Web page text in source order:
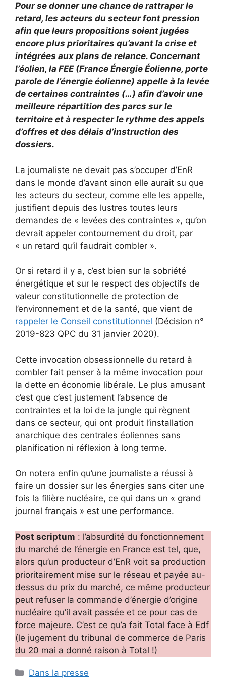
Pour se donner une chance de rattraper le
retard, les acteurs du secteur font pression
afin que leurs propositions soient jugées
encore plus prioritaires qu’avant la crise et
intégrées aux plans de relance. Concernant
l’éolien, la FEE (France Énergie Éolienne, porte
parole de l’énergie éolienne) appelle à la levée
de certaines contraintes (…) afin d’avoir une
meilleure répartition des parcs sur le
territoire et à respecter le rythme des appels
d’offres et des délais d’instruction des
dossiers.
La journaliste ne devait pas s’occuper d’EnR
dans le monde d’avant sinon elle aurait su que
les acteurs du secteur, comme elle les appelle,
justifient depuis des lustres toutes leurs
demandes de « levées des contraintes », qu’on
devrait appeler contournement du droit, par
« un retard qu’il faudrait combler ».
Or si retard il y a, c’est bien sur la sobriété
énergétique et sur le respect des objectifs de
valeur constitutionnelle de protection de
l’environnement et de la santé, que vient de
rappeler le Conseil constitutionnel (Décision n°
2019-823 QPC du 31 janvier 2020).
Cette invocation obsessionnelle du retard à
combler fait penser à la même invocation pour
la dette en économie libérale. Le plus amusant
c’est que c’est justement l’absence de
contraintes et la loi de la jungle qui règnent
dans ce secteur, qui ont produit l’installation
anarchique des centrales éoliennes sans
planification ni réflexion à long terme.
On notera enfin qu’une journaliste a réussi à
faire un dossier sur les énergies sans citer une
fois la filière nucléaire, ce qui dans un « grand
journal français » est une performance.
Post scriptum : l’absurdité du fonctionnement
du marché de l’énergie en France est tel, que,
alors qu’un producteur d’EnR voit sa production
prioritairement mise sur le réseau et payée au-
dessus du prix du marché, ce même producteur
peut refuser la commande d’énergie d’origine
nucléaire qu’il avait passée et ce pour cas de
force majeure. C’est ce qu’a fait Total face à Edf
(le jugement du tribunal de commerce de Paris
du 20 mai a donné raison à Total !)
Catégories
Dans la presse